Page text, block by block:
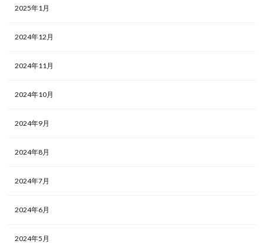
2025年1月
2024年12月
2024年11月
2024年10月
2024年9月
2024年8月
2024年7月
2024年6月
2024年5月